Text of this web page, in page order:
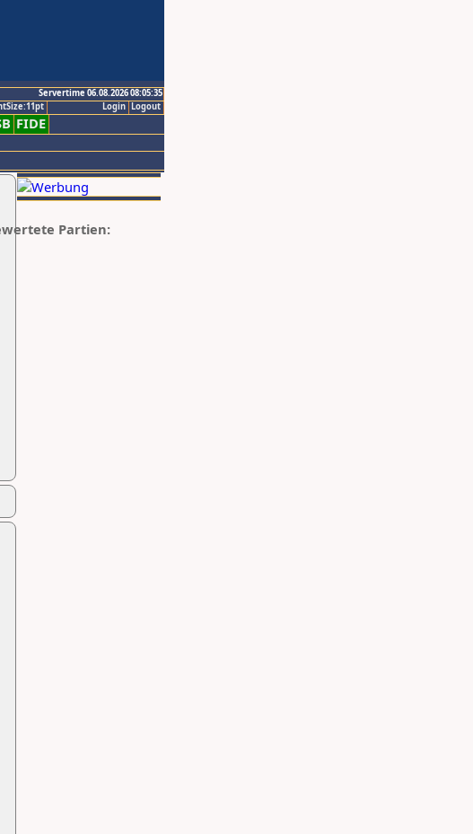
Servertime 06.08.2026 08:05:35
Logout
Login
FIDE
Partien: